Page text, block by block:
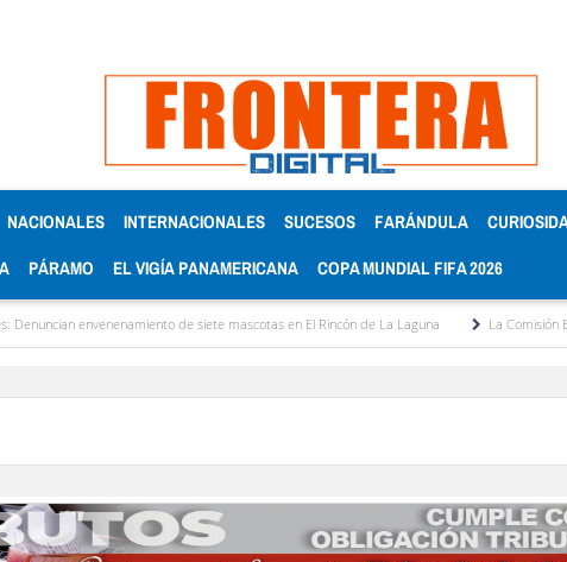
NACIONALES INTERNACIONALES SUCESOS FARÁNDULA
PÁRAMO EL VIGÍA PANAMERICANA COPA MUNDIAL FIFA 2026
envenenamiento de siete mascotas en El Rincón de La Laguna La Comisión